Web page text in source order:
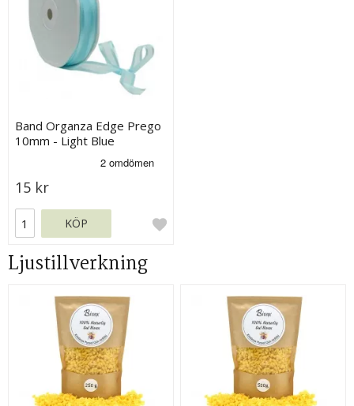
Band Organza Edge Prego
10mm - Light Blue
15 kr
KÖP
Ljustillverkning